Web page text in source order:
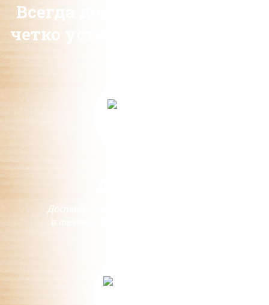
Всегда доставляем товар в
четко установленные сроки
Доставка собственным транспортом
в течение 3-5 дней с момента заказа